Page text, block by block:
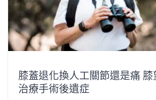
膝蓋退化換人工關節還是痛 膝
治療手術後遺症